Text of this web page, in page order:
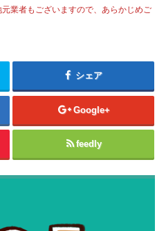
業者もございますので、あらかじめご
シェア
Google+
feedly